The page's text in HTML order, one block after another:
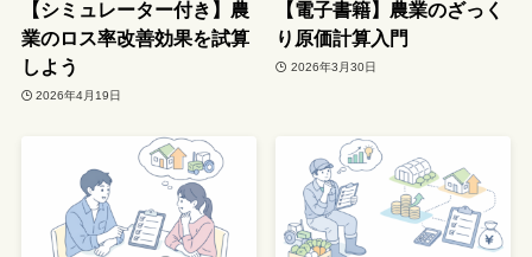
【シミュレーター付き】農
業のロス率改善効果を試算
しよう
2026年4月19日
【電子書籍】農業のざっく
り原価計算入門
2026年3月30日